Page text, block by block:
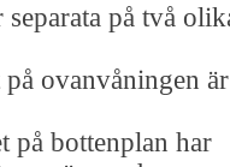
på två
ovanvåningen är
på bottenplan har